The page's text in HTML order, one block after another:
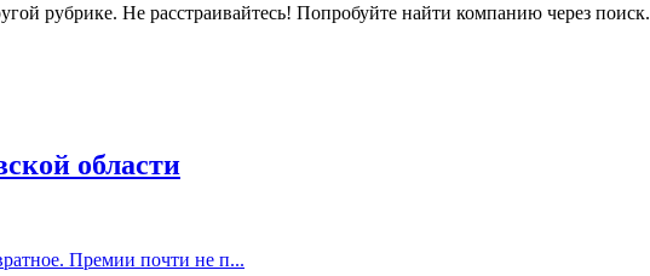
рубрике. Не расстраивайтесь! Попробуйте найти компанию через поиск.
области
Премии почти не п...